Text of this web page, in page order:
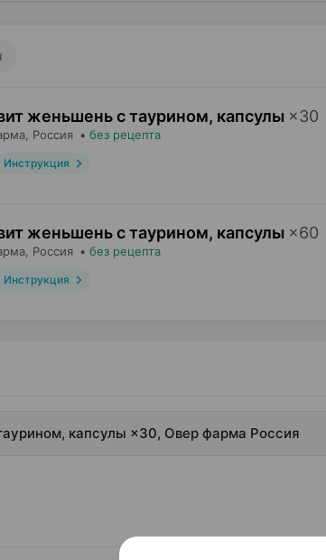
женьшень с таурином, капсулы ×30
, Россия • без рецепта
Инструкция
женьшень с таурином, капсулы ×60
, Россия • без рецепта
Инструкция
капсулы ×30, Овер фарма Россия